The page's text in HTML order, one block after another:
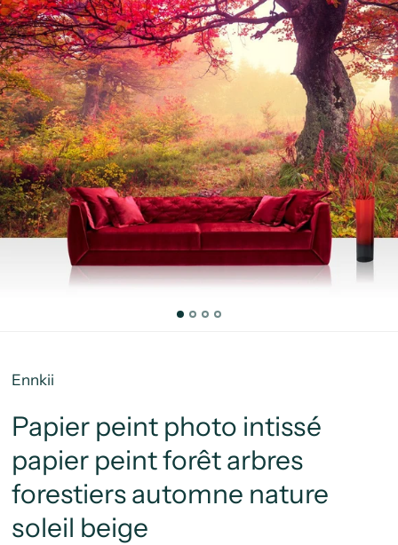
Ennkii
Papier peint photo intissé
papier peint forêt arbres
forestiers automne nature
soleil beige